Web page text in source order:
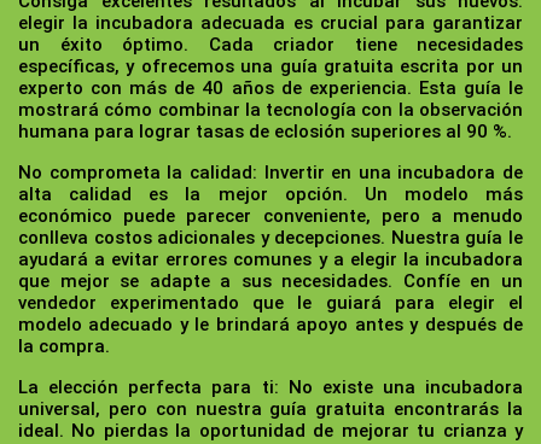
elegir la incubadora adecuada es crucial para garantizar
un éxito óptimo. Cada criador tiene necesidades
específicas, y ofrecemos una guía gratuita escrita por un
experto con más de 40 años de experiencia. Esta guía le
mostrará cómo combinar la tecnología con la observación
humana para lograr tasas de eclosión superiores al 90 %.
No comprometa la calidad: Invertir en una incubadora de
alta calidad es la mejor opción. Un modelo más
económico puede parecer conveniente, pero a menudo
conlleva costos adicionales y decepciones. Nuestra guía le
ayudará a evitar errores comunes y a elegir la incubadora
que mejor se adapte a sus necesidades. Confíe en un
vendedor experimentado que le guiará para elegir el
modelo adecuado y le brindará apoyo antes y después de
la compra.
La elección perfecta para ti: No existe una incubadora
universal, pero con nuestra guía gratuita encontrarás la
ideal. No pierdas la oportunidad de mejorar tu crianza y